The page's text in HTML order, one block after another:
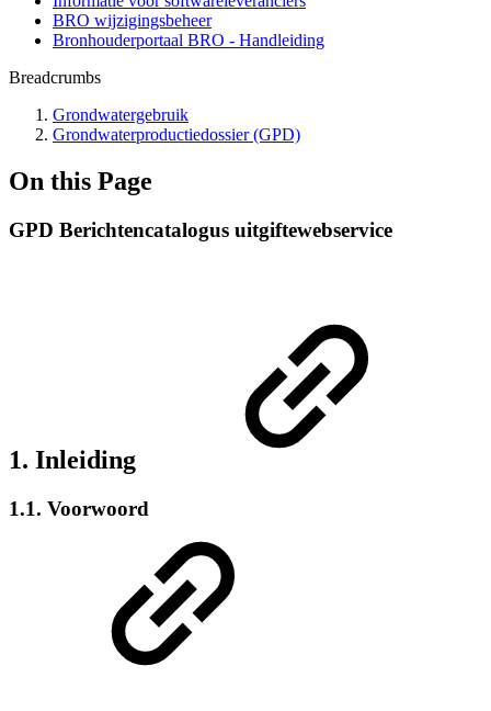
BRO wijzigingsbeheer
Bronhouderportaal BRO - Handleiding
Breadcrumbs
Grondwatergebruik
Grondwaterproductiedossier (GPD)
On this Page
GPD Berichtencatalogus uitgiftewebservice
1. Inleiding
1.1. Voorwoord